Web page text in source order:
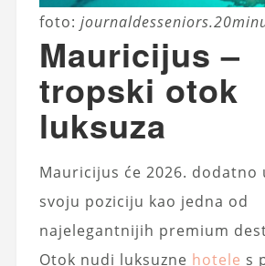
foto:
Mauricijus –
tropski otok
luksuza
Mauricijus će 2026. dodatno
svoju poziciju kao jedna od
najelegantnijih premium
Otok nudi luksuzne hotele s